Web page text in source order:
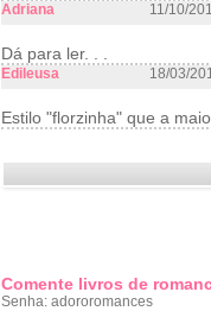
Adriana 11/10/
Dá para ler. . .
Edileusa 18/03/
Estilo "florzinha" que a
Comente livros de
Senha: adororomances